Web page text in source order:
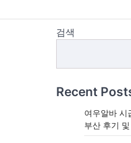
검색
Recent
여우알바 시
부산 후기